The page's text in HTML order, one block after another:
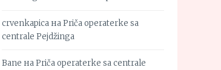
crvenkapica наPriča operaterke sa
centrale Pejdžinga
Bane наPriča operaterke sa centrale